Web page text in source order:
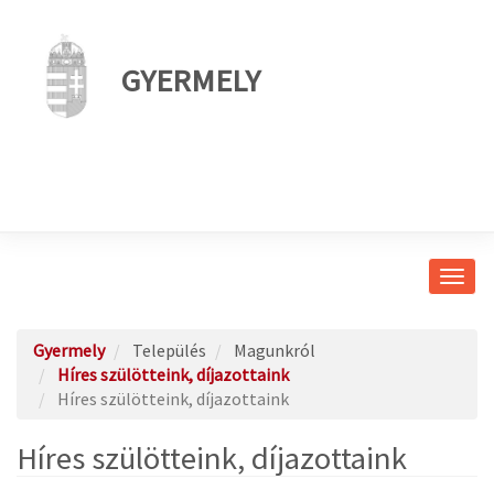
GYERMELY
Gyermely Település
Magunkról
Híres szülötteink, díjazottaink
Híres szülötteink, díjazottaink
Híres szülötteink, díjazottaink